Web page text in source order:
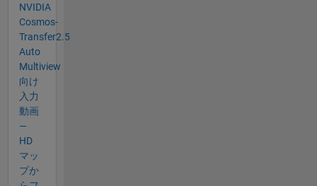
NVIDIA
Cosmos-
Transfer2.5
Auto
Multiview
向け
入力
動画
—
HD
マッ
プか